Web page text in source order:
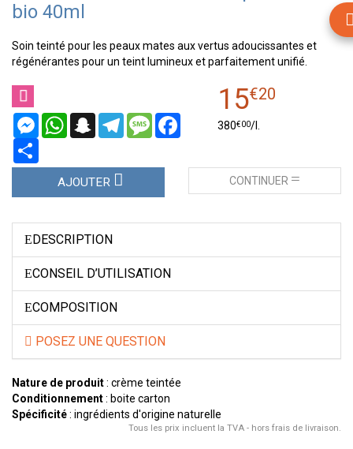
bio 40ml
Soin teinté pour les peaux mates aux vertus adoucissantes et
régénérantes pour un teint lumineux et parfaitement unifié.
MessengerWhatsAppSnapchatTelegramMessageFacebook
15€20
380€00/
AJOUTER CONTINUER
DESCRIPTION
CONSEIL D’UTILISATION
COMPOSITION
POSEZ UNE QUESTION
Nature de produit: crème teintée
Conditionnement: boite carton
Spécificité: ingrédients d'origine naturelle
Tous les prix incluent la TVA - hors frais de livraison.